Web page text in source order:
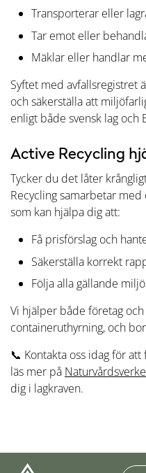
Transporterar eller
Tar emot eller
Mäklar eller handlar
Syftet med avfallsregistret
och säkerställa att
enligt både svensk lag och
Active Recycling
Tycker du det låter
Recycling samarbetar
som kan hjälpa dig att:
Få prisförslag och
Säkerställa korrekt
Följa alla gällande
Vi hjälper både företag
containeruthyrning, och
📞 Kontakta oss idag för
läs mer på
dig i lagkraven.